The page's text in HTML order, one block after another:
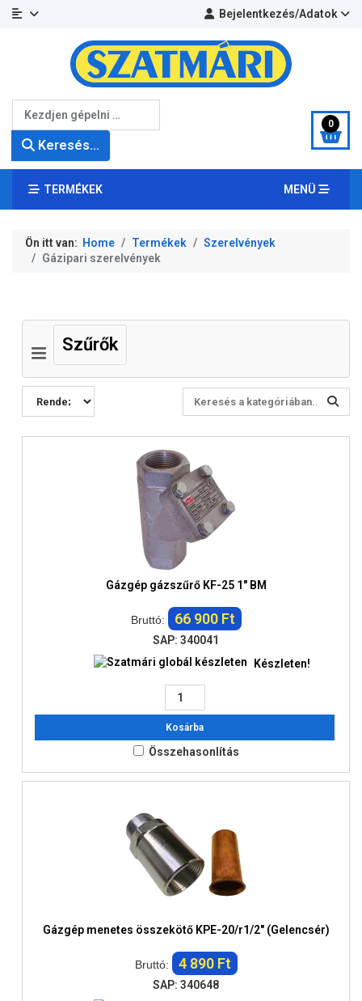
Bejelentkezés/Adatok
Keresés...
0
TERMÉKEK MENÜ
Ön itt van: Home Termékek
Szerelvények
Gázipari szerelvények
Szűrők
Gázgép gázszűrő KF-25 1" BM
Bruttó: 66 900 Ft
SAP: 340041
Készleten!
Kosárba
Összehasonlítás
Gázgép menetes összekötő KPE-20/r1/2" (Gelencsér)
Bruttó: 4 890 Ft
SAP: 340648